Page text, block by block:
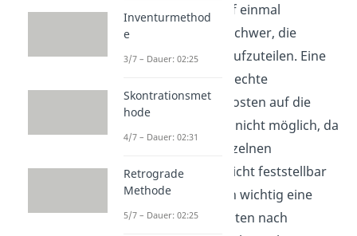
mehrere Güter auf einmal
produziert, ist es schwer, die
Kosten auf diese aufzuteilen. Eine
verursachungsgerechte
Zurechnung der Kosten auf die
Einzelprodukte ist nicht möglich, da
die Kosten der einzelnen
Kuppelprodukte nicht feststellbar
sind. Es ist nämlich wichtig eine
Aufteilung der Kosten nach
Inventurmethod
e
3/7 – Dauer: 02:25
Skontrationsmet
hode
4/7 – Dauer: 02:31
Retrograde
Methode
5/7 – Dauer: 02:25